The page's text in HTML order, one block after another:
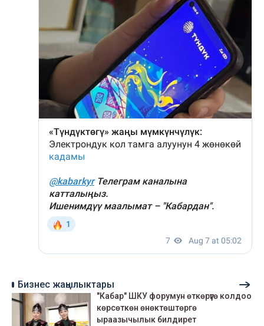
Бизнес жаңылыктары
"Кабар" ШКУ форумун өткөрүүгө колдоо
көрсөткөн өнөктөштөргө
ыраазычылык билдирет